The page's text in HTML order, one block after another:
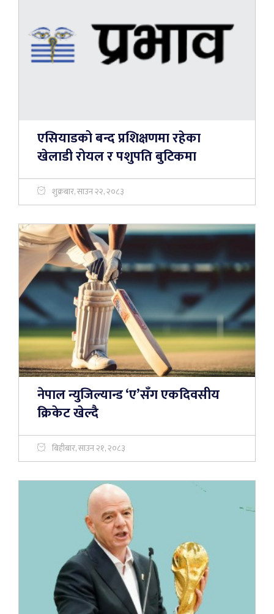
एसियाडको बन्द प्रशिक्षणमा रहेका
खेलाडी रोयल र पशुपति बुटिकमा
शुक्रबार, साउन २२, २०८३
नेपाल न्युजिल्यान्ड ‘ए’सँग एकदिवसीय
क्रिकेट खेल्दै
बिहीबार, साउन २१, २०८३